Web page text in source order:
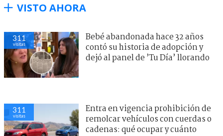
VISTO AHORA
311
visitas
Bebé abandonada hace 32 años
contó su historia de adopción y
dejó al panel de ’Tu Día’ llorando
311
visitas
Entra en vigencia prohibición de
remolcar vehículos con cuerdas o
cadenas: qué ocupar y cuánto